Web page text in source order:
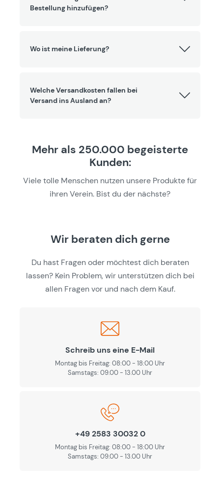
Bestellung hinzufügen?
Wo ist meine Lieferung?
Welche Versandkosten fallen bei
Versand ins Ausland an?
Mehr als 250.000 begeisterte
Kunden:
Viele tolle Menschen nutzen unsere Produkte für
ihren Verein. Bist du der nächste?
Wir beraten dich gerne
Du hast Fragen oder möchtest dich beraten
lassen? Kein Problem, wir unterstützen dich bei
allen Fragen vor und nach dem Kauf.
Schreib uns eine E-Mail
Montag bis Freitag: 08:00 - 18:00 Uhr
Samstags: 09.00 - 13.00 Uhr
+49 2583 30032 0
Montag bis Freitag: 08:00 - 18:00 Uhr
Samstags: 09.00 - 13.00 Uhr